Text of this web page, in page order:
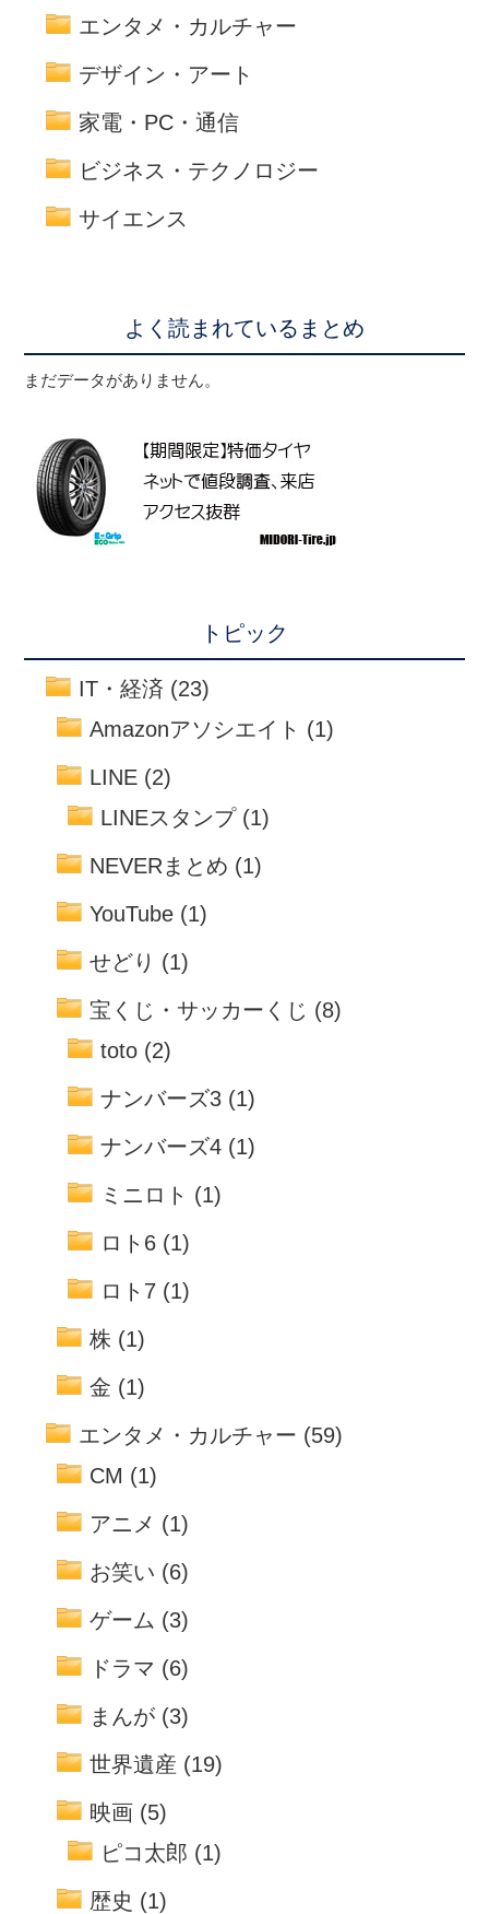
エンタメ・カルチャー
デザイン・アート
家電・PC・通信
ビジネス・テクノロジー
サイエンス
よく読まれているまとめ
まだデータがありません。
トピック
IT・経済 (23)
Amazonアソシエイト (1)
LINE (2)
LINEスタンプ(1)
NEVERまとめ (1)
YouTube (1)
せどり (1)
宝くじ・サッカーくじ (8)
toto (2)
ナンバーズ3 (1)
ナンバーズ4 (1)
ミニロト (1)
ロト6 (1)
ロト7 (1)
株 (1)
金 (1)
エンタメ・カルチャー (59)
CM (1)
アニメ (1)
お笑い (6)
ゲーム (3)
ドラマ (6)
まんが (3)
世界遺産 (19)
映画 (5)
ピコ太郎 (1)
歴史 (1)